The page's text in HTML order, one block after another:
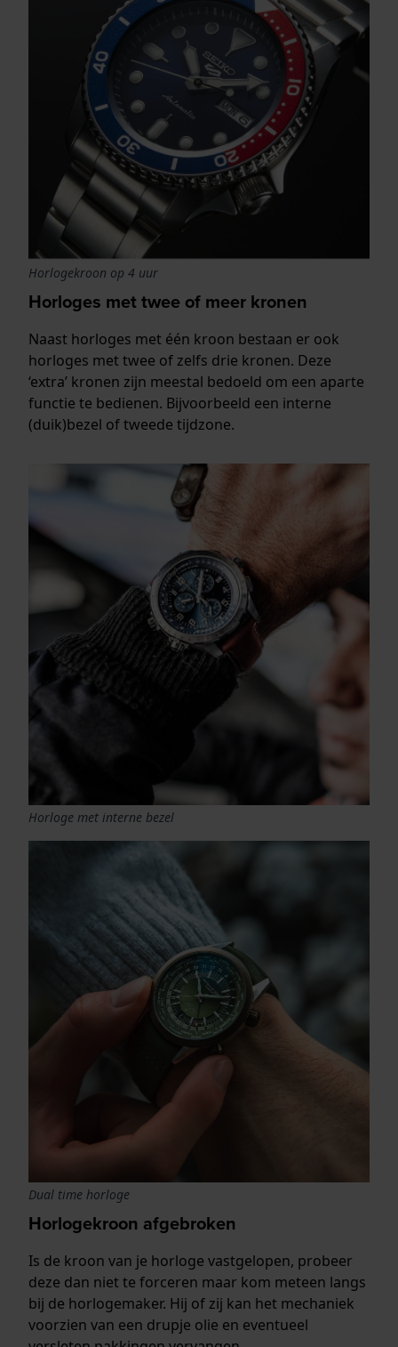
Horlogekroon op 4 uur
Horloges met twee of meer kronen
Naast horloges met één kroon bestaan er ook
horloges met twee of zelfs drie kronen. Deze
‘extra’ kronen zijn meestal bedoeld om een aparte
functie te bedienen. Bijvoorbeeld een interne
(duik)bezel of tweede tijdzone.
Horloge met interne bezel
Dual time horloge
Horlogekroon afgebroken
Is de kroon van je horloge vastgelopen, probeer
deze dan niet te forceren maar kom meteen langs
bij de horlogemaker. Hij of zij kan het mechaniek
voorzien van een drupje olie en eventueel